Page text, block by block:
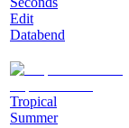
Edit
Databend
Tropical
Summer